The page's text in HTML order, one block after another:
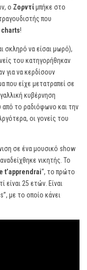
ο Ζορντίμπήκε στο
που
charts!
σκληρό να είσαι μωρό),
του κατηγορήθηκαν
για να κερδίσουν
που είχε μετατραπεί σε
κυβέρνηση
από το ραδιόφωνο και την
οι γονείς του
σε ένα μουσικό show
νικητής. Το
t’apprendrai“, το πρώτο
25 ετών. Είναι
με το οποίο κάνει